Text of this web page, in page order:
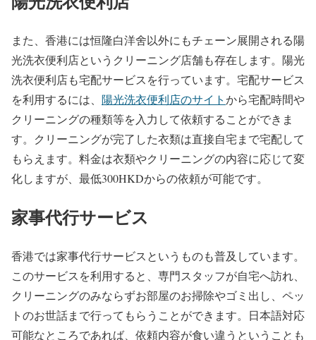
また、香港には恒隆白洋舍以外にもチェーン展開される陽
光洗衣便利店というクリーニング店舗も存在します。陽光
洗衣便利店も宅配サービスを行っています。宅配サービス
を利用するには、 陽光洗衣便利店のサイトから宅配時間や
クリーニングの種類等を入力して依頼することができま
す。クリーニングが完了した衣類は直接自宅まで宅配して
もらえます。料金は衣類やクリーニングの内容に応じて変
化しますが、最低300HKDからの依頼が可能です。
家事代行サービス
香港では家事代行サービスというものも普及しています。
このサービスを利用すると、専門スタッフが自宅へ訪れ、
クリーニングのみならずお部屋のお掃除やゴミ出し、ペッ
トのお世話まで行ってもらうことができます。日本語対応
可能なところであれば、依頼内容が食い違うということも